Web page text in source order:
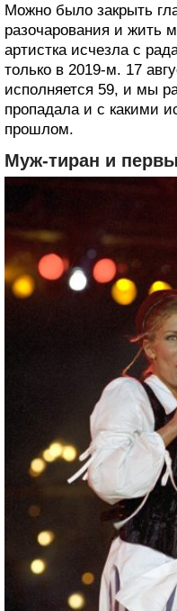
Можно было закрыть
разочарования и жить
артистка исчезла с
только в 2019-м. 17
исполняется 59, и мы
пропадала и с какими
прошлом.
Муж-тиран и